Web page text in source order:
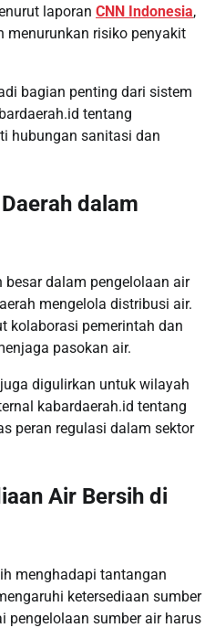
laporan CNN Indonesia,
menurunkan risiko penyakit
bagian penting dari sistem
tentang
hubungan sanitasi dan
dalam
besar dalam pengelolaan air
mengelola distribusi air.
kolaborasi pemerintah dan
pasokan air.
digulirkan untuk wilayah
kabardaerah.id tentang
peran regulasi dalam sektor
Air Bersih di
menghadapi tantangan
ketersediaan sumber
pengelolaan sumber air harus